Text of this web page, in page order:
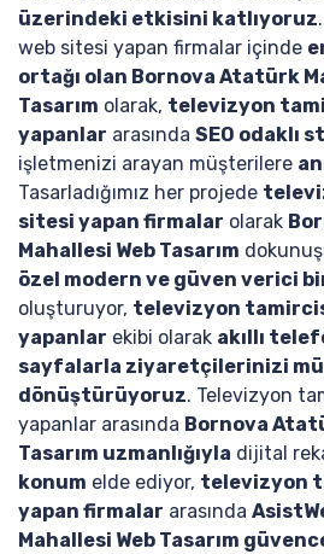
üzerindeki etkisini katlıyoruz
web sitesi yapan firmalar içinde
ortağı olan Bornova Atatürk
Tasarım olarak, televizyon
yapanlar arasında SEO odaklı
işletmenizi arayan müşterilere
Tasarladığımız her projede
sitesi yapan firmalar olarak
Mahallesi Web Tasarım
özel modern ve güven verici
oluşturuyor, televizyon
yapanlar ekibi olarak akıllı
sayfalarla ziyaretçilerinizi
dönüştürüyoruz. Televizyon
yapanlar arasında Bornova
Tasarım uzmanlığıyla dijital
konum elde ediyor, televizyon
yapan firmalar arasında
Mahallesi Web Tasarım